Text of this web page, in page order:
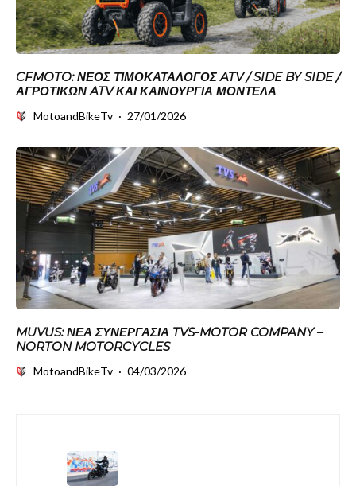
CFMOTO: ΝΈΟΣ ΤΙΜΟΚΑΤΆΛΟΓΟΣ ATV / SIDE BY SIDE /
ΑΓΡΟΤΙΚΏΝ ATV ΚΑΙ ΚΑΙΝΟΎΡΓΙΑ ΜΟΝΤΈΛΑ
MotoandBikeTv · 27/01/2026
MUVUS: ΝΈΑ ΣΥΝΕΡΓΑΣΊΑ TVS-MOTOR COMPANY –
NORTON MOTORCYCLES
MotoandBikeTv · 04/03/2026